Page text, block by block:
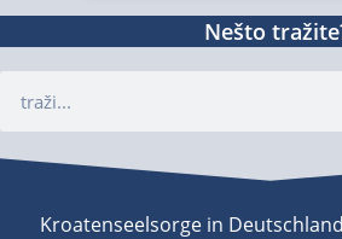
Nešto
Kroatenseelsorge in Deutschland